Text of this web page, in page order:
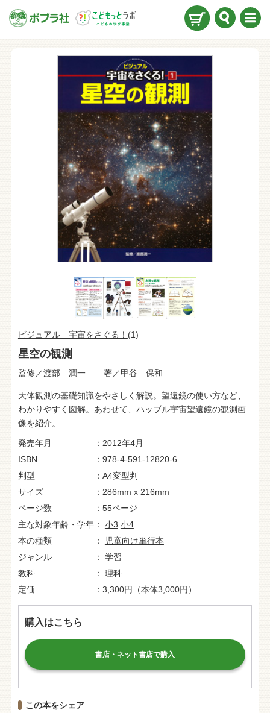
ュー
ビジュアル 宇宙をさぐる！ (1)
星空の観測
監修／渡部 潤一 著／甲谷 保和
天体観測の基礎知識をやさしく解説。望遠鏡の使い方など、
わかりやすく図解。あわせて、ハッブル宇宙望遠鏡の観測画
像を紹介。
発売年月
2012年4月
ISBN
978-4-591-12820-6
判型
A4変型判
サイズ
286mm x 216mm
ページ数
55ページ
主な対象年齢・学年
小3 小4
本の種類
児童向け単行本
ジャンル
学習
教科
理科
定価
3,300円（本体3,000円）
購入はこちら
書店・ネット書店で購入
この本をシェア